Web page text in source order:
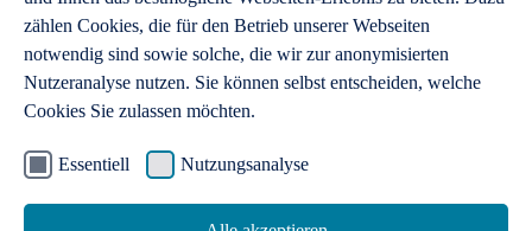
zählen Cookies, die für den Betrieb unserer Webseiten
notwendig sind sowie solche, die wir zur anonymisierten
Nutzeranalyse nutzen. Sie können selbst entscheiden, welche
Cookies Sie zulassen möchten.
Essentiell Nutzungsanalyse
.de-Domains
Mit einer .de-Domain erhalten Ideen eine Bühne